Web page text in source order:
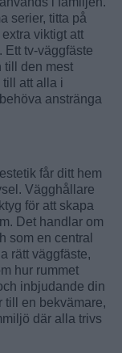
serier, titta på
viktigt att
Ett tv-väggfäste
till den mest
till att alla i
anstränga
får ditt hem
Vägghållare
för att skapa
Det handlar om
som en central
rätt väggfäste,
hur rummet
inbjudande din
till en bekvämare,
där alla trivs